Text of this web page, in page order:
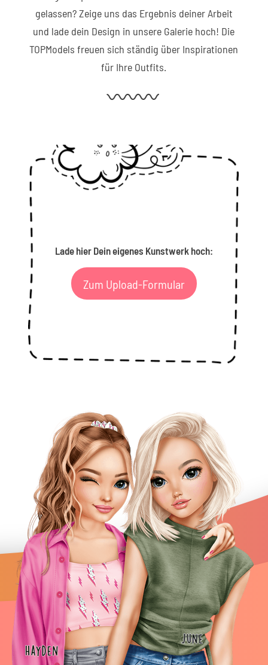
gelassen? Zeige uns das Ergebnis deiner Arbeit
und lade dein Design in unsere Galerie hoch! Die
TOPModels freuen sich ständig über Inspirationen
für Ihre Outfits.
Lade hier Dein eigenes Kunstwerk hoch:
Zum Upload-Formular